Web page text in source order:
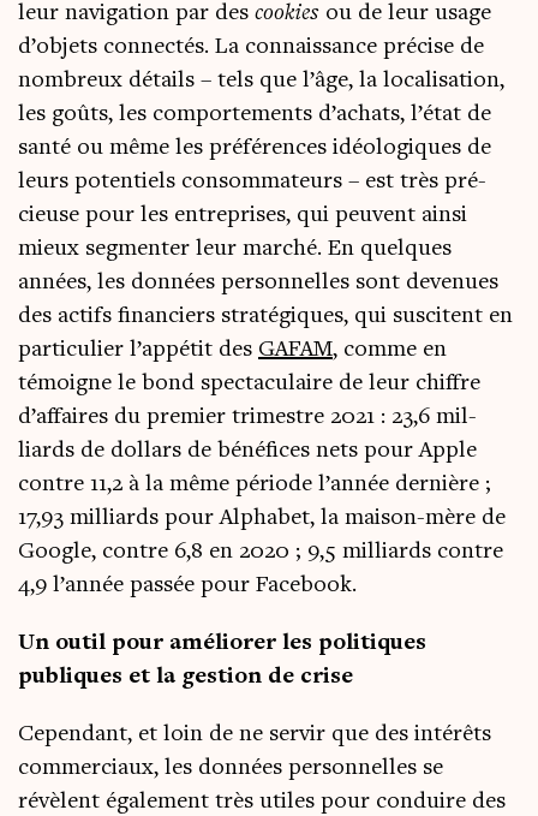
leur navi­ga­tion par des cookies ou de leur usage
d’objets connec­tés. La connais­sance pré­cise de
nom­breux détails – tels que l’âge, la loca­li­sa­tion,
les goûts, les com­por­te­ments d’achats, l’état de
san­té ou même les pré­fé­rences idéo­lo­giques de
leurs poten­tiels consom­ma­teurs – est très pré­
cieuse pour les entre­prises, qui peuvent ain­si
mieux seg­men­ter leur mar­ché. En quelques
années, les don­nées per­son­nelles sont deve­nues
des actifs finan­ciers stra­té­giques, qui sus­citent en
par­ti­cu­lier l’appétit des GAFAM, comme en
témoigne le bond spec­ta­cu­laire de leur chiffre
d’affaires du pre­mier tri­mestre 2021 : 23,6 mil­
liards de dol­lars de béné­fices nets pour Apple
contre 11,2 à la même période l’année der­nière ;
17,93 mil­liards pour Alpha­bet, la mai­son-mère de
Google, contre 6,8 en 2020 ; 9,5 mil­liards contre
4,9 l’année pas­sée pour Facebook.
Un outil pour amé­lio­rer les poli­tiques
publiques et la ges­tion de crise
Cepen­dant, et loin de ne ser­vir que des inté­rêts
com­mer­ciaux, les don­nées per­son­nelles se
révèlent éga­le­ment très utiles pour conduire des